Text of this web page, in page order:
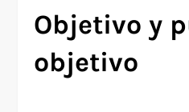
Objetivo y
objetivo